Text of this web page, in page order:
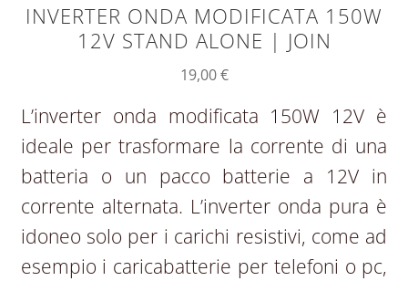
INVERTER ONDA MODIFICATA 150W
12V STAND ALONE | JOIN
19,00€
L’inverter onda modificata 150W 12V è
ideale per trasformare la corrente di una
batteria o un pacco batterie a 12V in
corrente alternata. L’inverter onda pura è
idoneo solo per i carichi resistivi, come ad
esempio i caricabatterie per telefoni o pc,